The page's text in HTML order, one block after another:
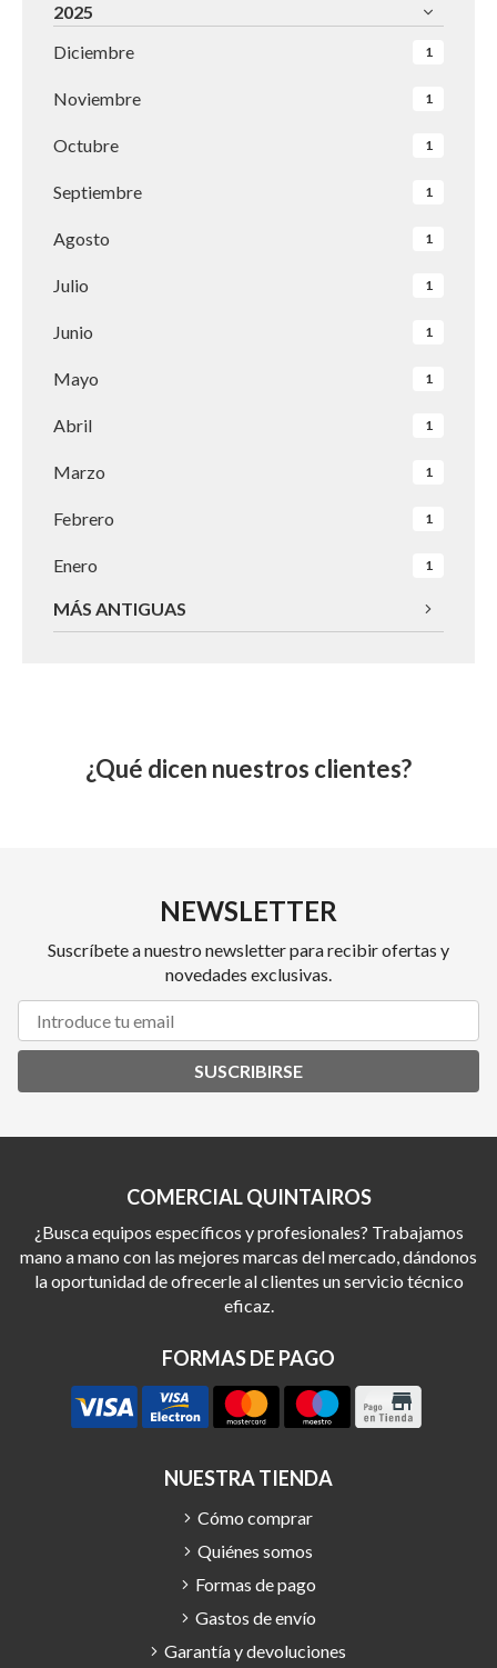
2025
Diciembre
1
Noviembre 1
Octubre 1
Septiembre 1
Agosto 1
Julio 1
Junio 1
Mayo 1
Abril 1
Marzo 1
Febrero 1
Enero 1
MÁS ANTIGUAS
¿Qué dicen nuestros clientes?
NEWSLETTER
Suscríbete a nuestro newsletter para recibir ofertas y
novedades exclusivas.
SUSCRIBIRSE
COMERCIAL QUINTAIROS
¿Busca equipos específicos y profesionales? Trabajamos
mano a mano con las mejores marcas del mercado, dándonos
la oportunidad de ofrecerle al clientes un servicio técnico
eficaz.
FORMAS DE PAGO
NUESTRA TIENDA
Cómo comprar
Quiénes somos
Formas de pago
Gastos de envío
Garantía y devoluciones